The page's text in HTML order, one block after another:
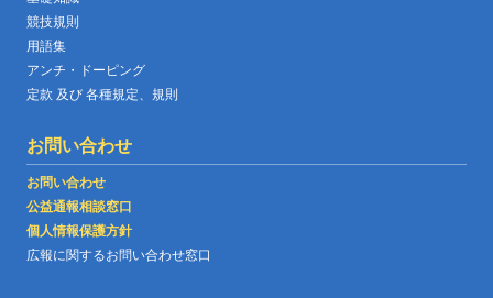
競技規則
用語集
アンチ・ドーピング
定款 及び 各種規定、規則
お問い合わせ
お問い合わせ
公益通報相談窓口
個人情報保護方針
広報に関するお問い合わせ窓口